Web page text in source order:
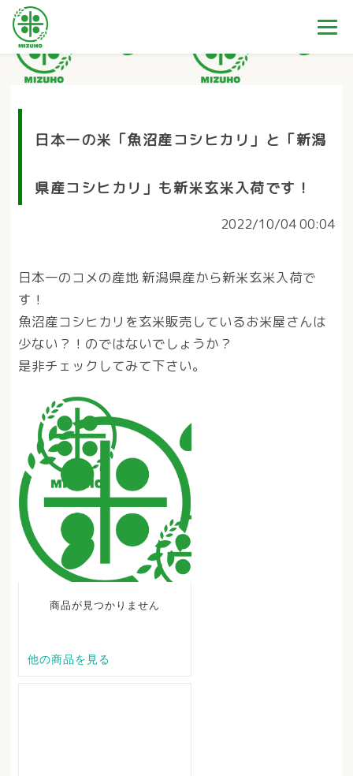
日本一の米「魚沼産コシヒカリ」と「新潟
県産コシヒカリ」も新米玄米入荷です！
2022/10/04 00:04
日本一のコメの産地 新潟県産から新米玄米入荷で
す！
魚沼産コシヒカリを玄米販売しているお米屋さんは
少ない？！のではないでしょうか？
是非チェックしてみて下さい。